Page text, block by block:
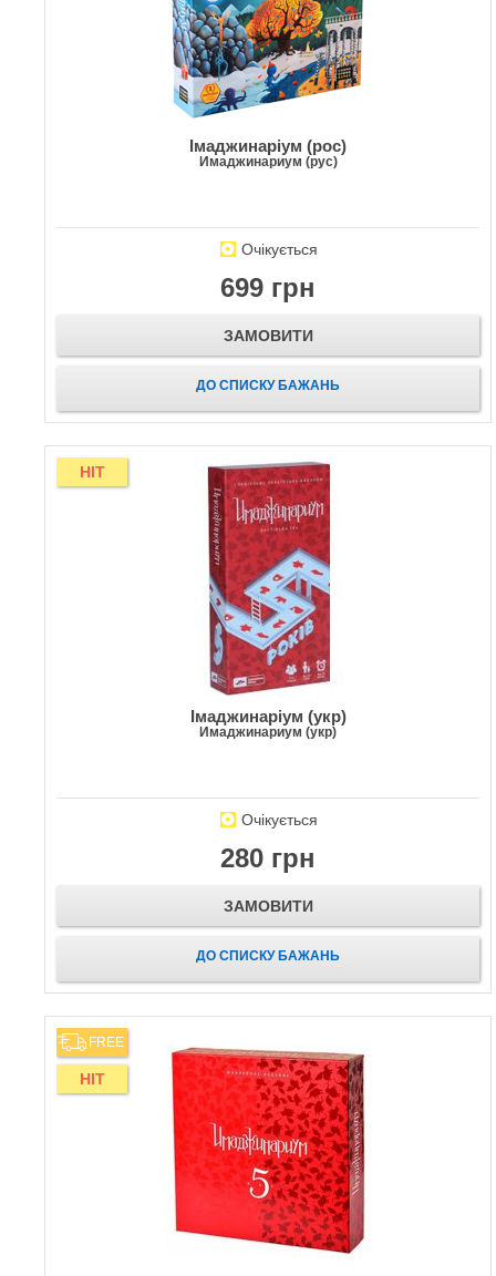
Імаджинаріум (рос)
Имаджинариум (рус)
Очікується
699 грн
ЗАМОВИТИ
ДО СПИСКУ БАЖАНЬ
HIT
Імаджинаріум (укр)
Имаджинариум (укр)
Очікується
280 грн
ЗАМОВИТИ
ДО СПИСКУ БАЖАНЬ
FREE
HIT